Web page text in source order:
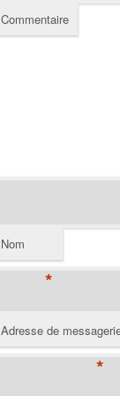
Commentaire
Nom
*
Adresse de
*